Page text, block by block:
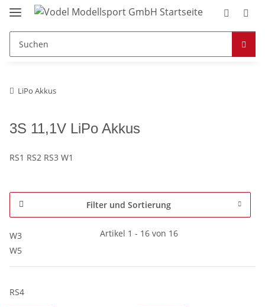
LiPo Akkus
3S 11,1V LiPo Akkus
RS1 RS2 RS3 W1
Filter und Sortierung
W3
Artikel 1 - 16 von 16
W5
RS4